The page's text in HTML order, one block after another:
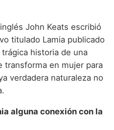
John Keats escribió
titulado Lamia publicado
historia de una
transforma en mujer para
verdadera naturaleza no
alguna conexión con la